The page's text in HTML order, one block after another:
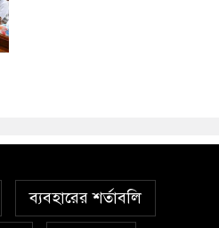
ব্যবহারের শর্তাবলি